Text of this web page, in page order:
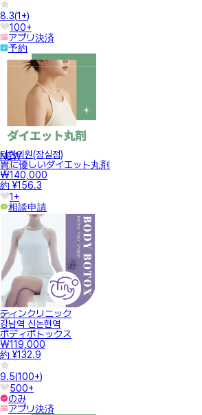
8.3(1+)
100+
アプリ決済
予約
NEW
터한의원(잠실점)
胃に優しいダイエット丸剤
₩140,000
約 ¥156.3
1+
相談申請
ティンクリニック
강남역 신논현역
ボディボトックス
₩119,000
約 ¥132.9
9.5(100+)
500+
のみ
アプリ決済